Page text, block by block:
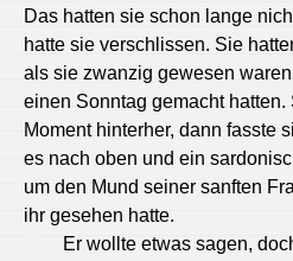
Das hatten sie schon lange
hatte sie verschlissen. Sie
als sie zwanzig gewesen
einen Sonntag gemacht
Moment hinterher, dann fasste
es nach oben und ein
um den Mund seiner sanften
ihr gesehen hatte.
Er wollte etwas sagen,